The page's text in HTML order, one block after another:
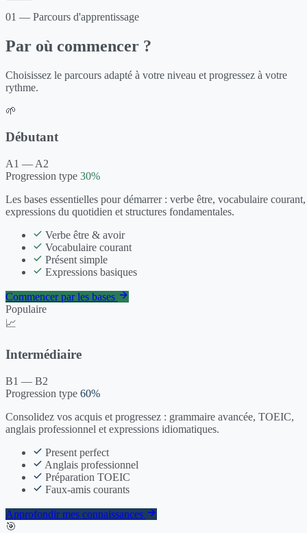
01 — Parcours d'apprentissage
Par où commencer ?
Choisissez le parcours adapté à votre niveau et progressez à votre
rythme.
🌱
Débutant
A1 — A2
Progression type 30%
Les bases essentielles pour démarrer : verbe être, vocabulaire courant,
expressions du quotidien et structures fondamentales.
Verbe être & avoir
Vocabulaire courant
Présent simple
Expressions basiques
Commencer par les bases
Populaire
📈
Intermédiaire
B1 — B2
Progression type 60%
Consolidez vos acquis et progressez : grammaire avancée, TOEIC,
anglais professionnel et expressions idiomatiques.
Present perfect
Anglais professionnel
Préparation TOEIC
Faux-amis courants
Approfondir mes connaissances
🎯